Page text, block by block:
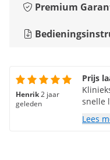
Premium
Henrik2 jaar
geleden
Prijs
snelle
Lees